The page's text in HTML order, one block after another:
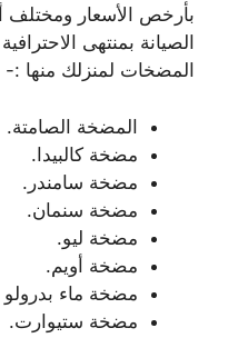
بأرخص الأسعار ومختلف
الصيانة بمنتهى
المضخات لمنزلك منها :-
المضخة الصامتة.
مضخة كالبيدا.
مضخة سامندر.
مضخة سنمان.
مضخة ليو.
مضخة أويم.
مضخة ماء بدرولو
مضخة ستيوارت.